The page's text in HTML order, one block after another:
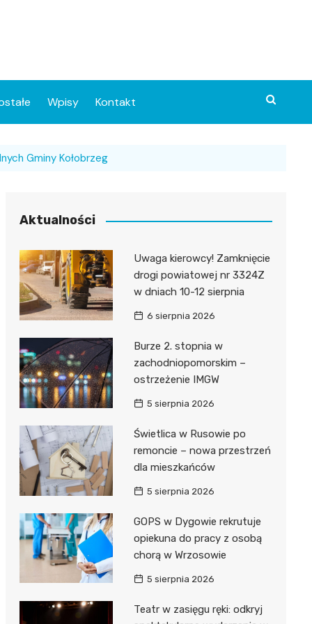
Wpisy Kontakt
Gminy Kołobrzeg
Aktualności
Uwaga kierowcy! Zamknięcie
drogi powiatowej nr 3324Z
w dniach 10-12 sierpnia
6 sierpnia 2026
Burze 2. stopnia w
zachodniopomorskim –
ostrzeżenie IMGW
5 sierpnia 2026
Świetlica w Rusowie po
remoncie – nowa przestrzeń
dla mieszkańców
5 sierpnia 2026
GOPS w Dygowie rekrutuje
opiekuna do pracy z osobą
chorą w Wrzosowie
5 sierpnia 2026
Teatr w zasięgu ręki: odkryj